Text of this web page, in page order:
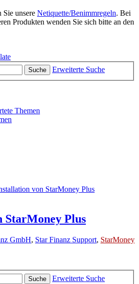
Sie unsere Netiquette/Benimmregeln. Bei
Produkten wenden Sie sich bitte an den
Suche Erweiterte Suche
Themen
von StarMoney Plus
StarMoney Plus
GmbH, Star Finanz Support, StarMoney
Suche
Erweiterte Suche